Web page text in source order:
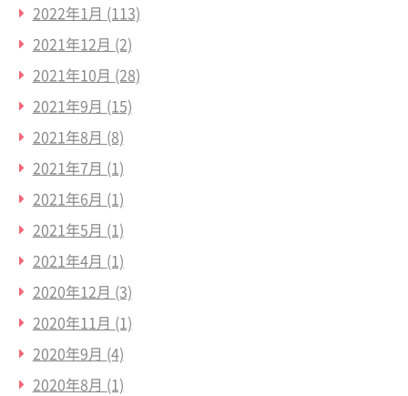
2022年1月 (113)
2021年12月 (2)
2021年10月 (28)
2021年9月 (15)
2021年8月 (8)
2021年7月 (1)
2021年6月 (1)
2021年5月 (1)
2021年4月 (1)
2020年12月 (3)
2020年11月 (1)
2020年9月 (4)
2020年8月 (1)